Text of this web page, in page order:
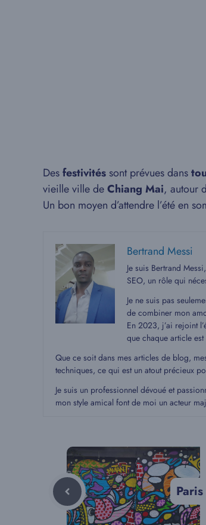
Desfestivités sont prévues dans
vieille ville deChiang Mai, autour
Un bon moyen d’attendre l’été en
Bertrand Messi
Je suis Bertrand
SEO, un rôle qui
Je ne suis pas
de combiner mon
En 2023, j’ai rejoint
que chaque article
Que ce soit dans mes articles de blog,
techniques, ce qui est un atout précieux
Je suis un professionnel dévoué et
mon style amical font de moi un acteur